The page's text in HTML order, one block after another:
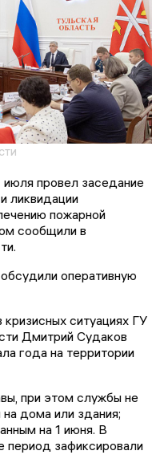
провел заседание
ликвидации
пожарной
сообщили в
оперативную
кризисных ситуациях ГУ
Дмитрий Судаков
года на территории
при этом службы не
дома или здания;
на 1 июня. В
период зафиксировали